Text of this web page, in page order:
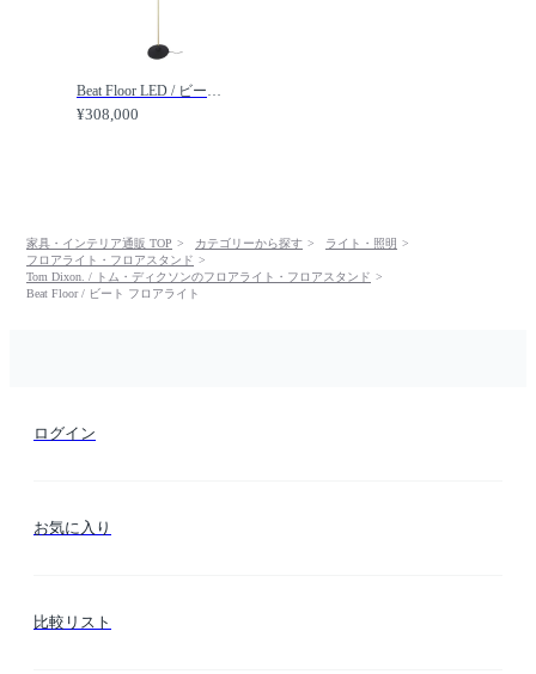
Beat Floor LED / ビート フロアライト 内蔵LED /
¥308,000
家具・インテリア通販 TOP カテゴリーから探す
ライト・照明
フロアライト・フロアスタンド
Tom Dixon. / トム・ディクソンのフロアライト・フロアスタンド
Beat Floor / ビート フロアライト
ログイン
お気に入り
比較リスト